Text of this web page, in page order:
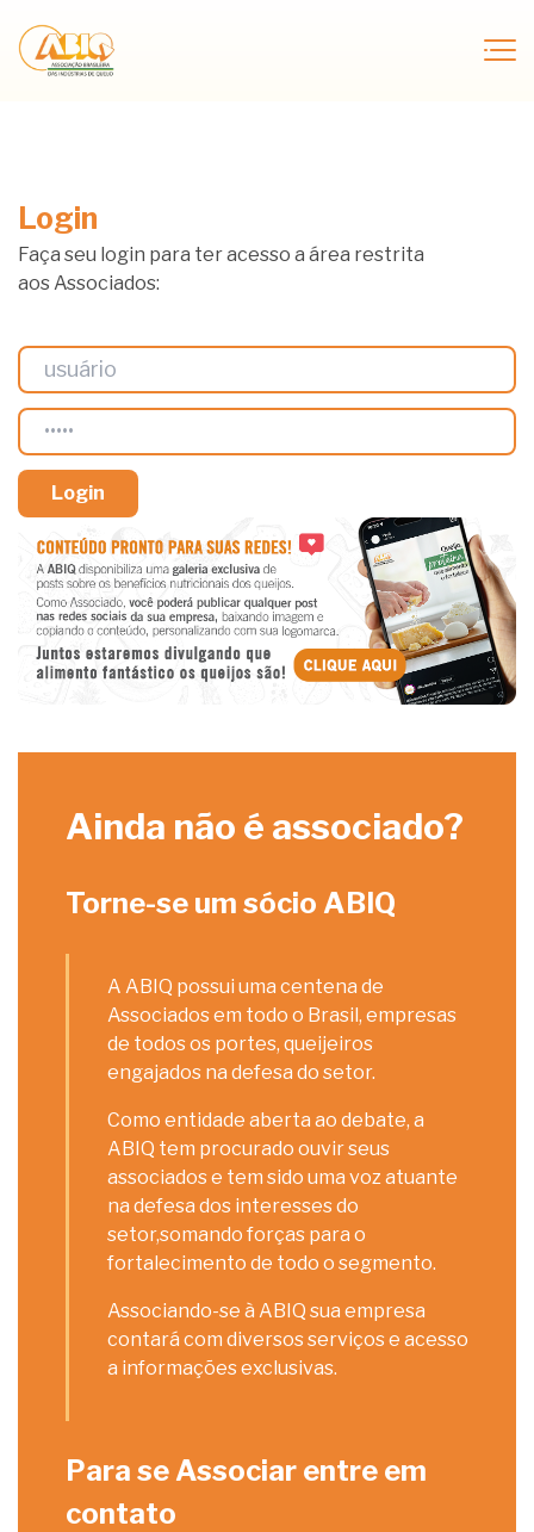
Login
Faça seu login para ter acesso a área restrita
aos Associados:
Ainda não é associado?
Torne-se um sócio ABIQ
A ABIQ possui uma centena de
Associados em todo o Brasil, empresas
de todos os portes, queijeiros
engajados na defesa do setor.
Como entidade aberta ao debate, a
ABIQ tem procurado ouvir seus
associados e tem sido uma voz atuante
na defesa dos interesses do
setor,somando forças para o
fortalecimento de todo o segmento.
Associando-se à ABIQ sua empresa
contará com diversos serviços e acesso
a informações exclusivas.
Para se Associar entre em
contato